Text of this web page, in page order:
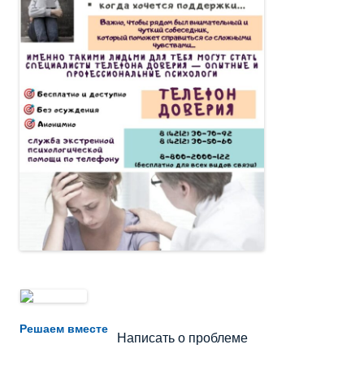
Решаем вместе
Не убран мусор, яма на дороге, не горит фонарь?
Написать о проблеме